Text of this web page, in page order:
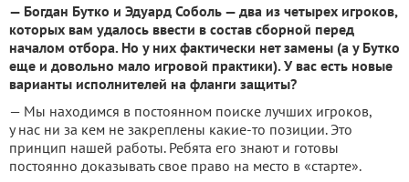
— Богдан Бутко и Эдуард Соболь — два из четырех игроков,
которых вам удалось ввести в состав сборной перед
началом отбора. Но у них фактически нет замены (а у Бутко
еще и довольно мало игровой практики). У вас есть новые
варианты исполнителей на фланги защиты?
— Мы находимся в постоянном поиске лучших игроков,
у нас ни за кем не закреплены какие-то позиции. Это
принцип нашей работы. Ребята его знают и готовы
постоянно доказывать свое право на место в «старте».